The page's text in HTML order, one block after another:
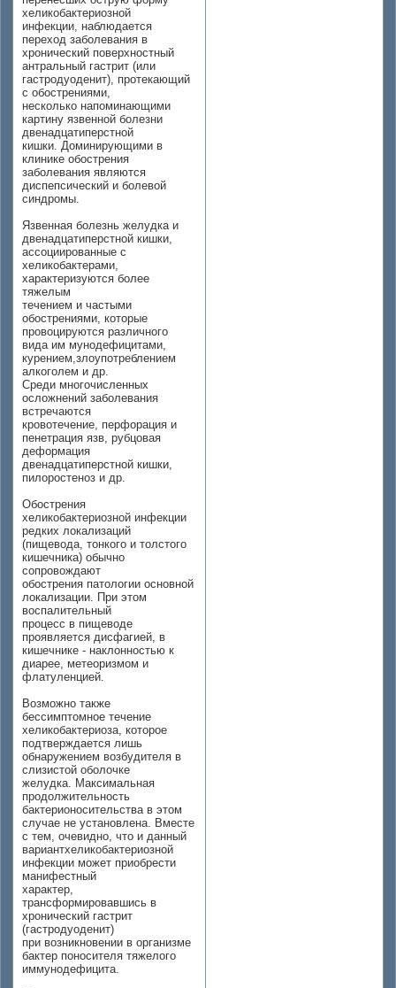
хеликобактериозной
инфекции, наблюдается
переход заболевания в
хронический поверхностный
антральный гастрит (или
гастродуоденит), протекающий
с обострениями,
несколько напоминающими
картину язвенной болезни
двенадцатиперстной
кишки. Доминирующими в
клинике обострения
заболевания являются
диспепсический и болевой
синдромы.
Язвенная болезнь желудка и
двенадцатиперстной кишки,
ассоциированные с
хеликобактерами,
характеризуются более
тяжелым
течением и частыми
обострениями, которые
провоцируются различного
вида им мунодефицитами,
курением,злоупотреблением
алкоголем и др.
Среди многочисленных
осложнений заболевания
встречаются
кровотечение, перфорация и
пенетрация язв, рубцовая
деформация
двенадцатиперстной кишки,
пилоростеноз и др.
Обострения
хеликобактериозной инфекции
редких локализаций
(пищевода, тонкого и толстого
кишечника) обычно
сопровождают
обострения патологии основной
локализации. При этом
воспалительный
процесс в пищеводе
проявляется дисфагией, в
кишечнике - наклонностью к
диарее, метеоризмом и
флатуленцией.
Возможно также
бессимптомное течение
хеликобактериоза, которое
подтверждается лишь
обнаружением возбудителя в
слизистой оболочке
желудка. Максимальная
продолжительность
бактерионосительства в этом
случае не установлена. Вместе
с тем, очевидно, что и данный
вариантхеликобактериозной
инфекции может приобрести
манифестный
характер,
трансформировавшись в
хронический гастрит
(гастродуоденит)
при возникновении в организме
бактер поносителя тяжелого
иммунодефицита.